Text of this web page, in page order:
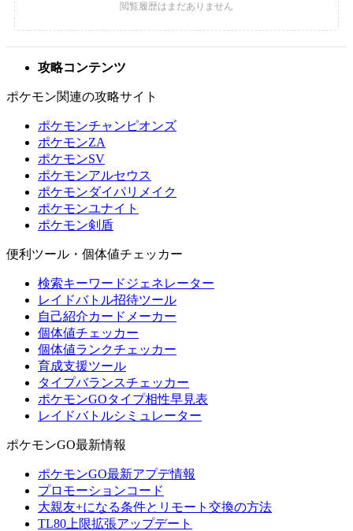
攻略コンテンツ
ポケモン関連の攻略サイト
ポケモンチャンピオンズ
ポケモンZA
ポケモンSV
ポケモンアルセウス
ポケモンダイパリメイク
ポケモンユナイト
ポケモン剣盾
便利ツール・個体値チェッカー
検索キーワードジェネレーター
レイドバトル招待ツール
自己紹介カードメーカー
個体値チェッカー
個体値ランクチェッカー
育成支援ツール
タイプバランスチェッカー
ポケモンGOタイプ相性早見表
レイドバトルシミュレーター
ポケモンGO最新情報
ポケモンGO最新アプデ情報
プロモーションコード
大親友+になる条件とリモート交換の方法
TL80上限拡張アップデート